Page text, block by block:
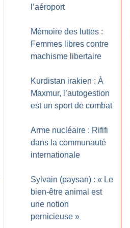
l’aéroport
Mémoire des luttes :
Femmes libres contre
machisme libertaire
Kurdistan irakien : À
Maxmur, l’autogestion
est un sport de combat
Arme nucléaire : Rififi
dans la communauté
internationale
Sylvain (paysan) : « Le
bien-être animal est
une notion
pernicieuse »